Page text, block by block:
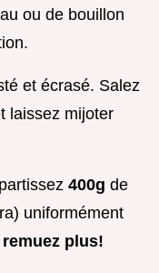
ou de bouillon
et écrasé. Salez
laissez mijoter
400g de
uniformément
plus!